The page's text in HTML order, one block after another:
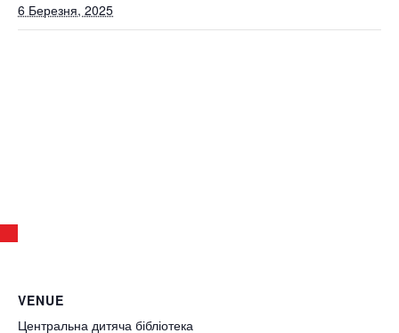
6 Березня, 2025
VENUE
Центральна дитяча бібліотека